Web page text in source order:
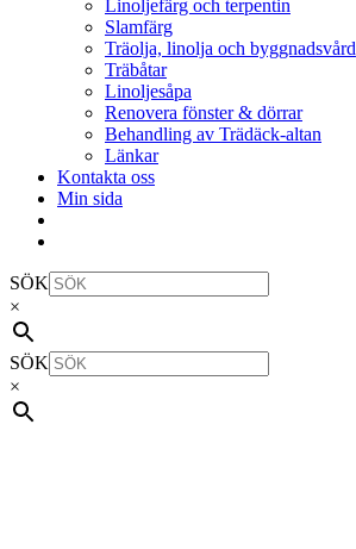
Linoljefärg och terpentin
Slamfärg
Träolja, linolja och byggnadsvård
Träbåtar
Linoljesåpa
Renovera fönster & dörrar
Behandling av Trädäck-altan
Länkar
Kontakta oss
Min sida
SÖK
×
SÖK
×